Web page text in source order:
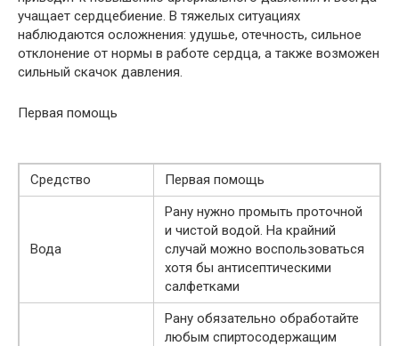
учащает сердцебиение. В тяжелых ситуациях
наблюдаются осложнения: удушье, отечность, сильное
отклонение от нормы в работе сердца, а также возможен
сильный скачок давления.
Первая помощь
Средство Первая помощь
Вода
Рану нужно промыть проточной
и чистой водой. На крайний
случай можно воспользоваться
хотя бы антисептическими
салфетками
Рану обязательно обработайте
любым спиртосодержащим